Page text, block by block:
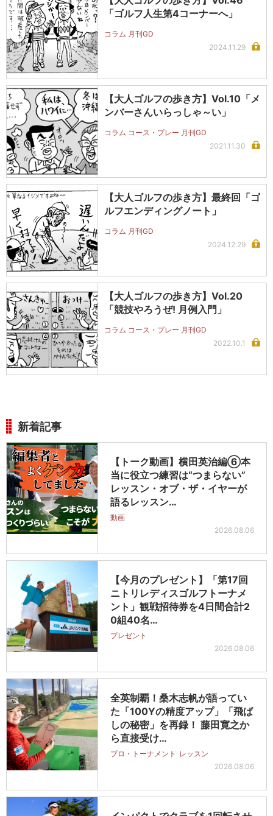
「ゴルフ人生第4コーナーへ」
コラム 月刊GD
2024.11.29
【大人ゴルフの歩き方】Vol.10「メ
ンバーさんいらっしゃ～い」
コラム コース・プレー 月刊GD
2021.11.30
【大人ゴルフの歩き方】最終回「ゴ
ルフエンディングノート」
コラム 月刊GD
2024.12.29
【大人ゴルフの歩き方】Vol.20
「競技やろうぜ! 月例入門」
コラム コース・プレー 月刊GD
2022.10.1
新着記事
【トーク動画】横田英治編⑥本
当に役立つ練習は“つまらない”
レッスン・オブ・ザ・イヤーが
語るレッスン…
動画
2026.08.06
【今月のプレゼント】「第17回
ニトリレディスゴルフトーナメ
ント」観戦招待券を4日間合計2
0組40名…
プレゼント
2026.08.06
全英制覇！桑木志帆が語ってい
た「100Yの精度アップ」「飛ば
しの秘密」を再録！ 藤田寛之か
ら直接受け…
プロ・トーナメント レッスン
2026.08.06